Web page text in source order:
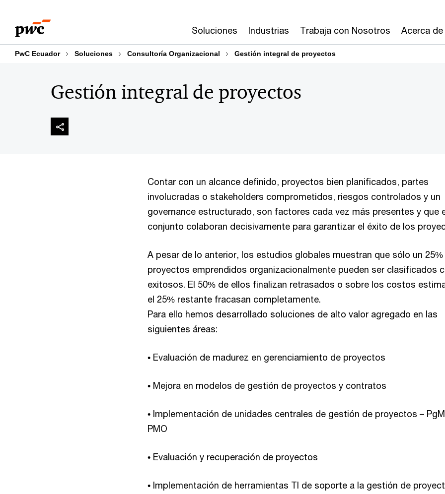
content
footer
Soluciones Industrias Trabaja con Nosotros Acerca
PwC Ecuador Soluciones Consultoría Organizacional Gestión integral de proyectos
Gestión integral de proyectos
Contar con un alcance definido, proyectos bien planificados, partes
involucradas o stakeholders comprometidos, riesgos controlados y un
governance estructurado, son factores cada vez más presentes y que
conjunto colaboran decisivamente para garantizar el éxito de los
A pesar de lo anterior, los estudios globales muestran que sólo un
proyectos emprendidos organizacionalmente pueden ser clasificados
exitosos. El 50% de ellos finalizan retrasados o sobre los costos
el 25% restante fracasan completamente.
Para ello hemos desarrollado soluciones de alto valor agregado en las
siguientes áreas:
• Evaluación de madurez en gerenciamiento de proyectos
• Mejora en modelos de gestión de proyectos y contratos
• Implementación de unidades centrales de gestión de proyectos –
PMO
• Evaluación y recuperación de proyectos
• Implementación de herramientas TI de soporte a la gestión de